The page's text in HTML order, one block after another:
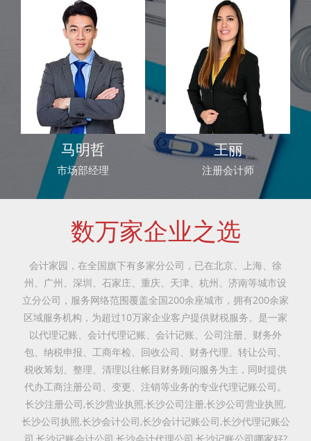
马明哲
市场部经理
王丽
注册会计师
数万家企业之选
会计家园，在全国旗下有多家分公司，已在北京、上海、徐
州、广州、深圳、石家庄、重庆、天津、杭州、济南等城市设
立分公司，服务网络范围覆盖全国200余座城市，拥有200余家
区域服务机构，为超过10万家企业客户提供财税服务。是一家
以代理记账、会计代理记账、会计记账、公司注册、财务外
包、纳税申报、工商年检、回收公司、财务代理、转让公司、
税收筹划、整理、清理以往帐目财务顾问服务为主，同时提供
代办工商注册公司、变更、注销等业务的专业代理记账公司。
长沙注册公司,长沙营业执照,长沙公司注册,长沙公司营业执照,
长沙公司执照,长沙会计公司,长沙会计记账公司,长沙代理记账公